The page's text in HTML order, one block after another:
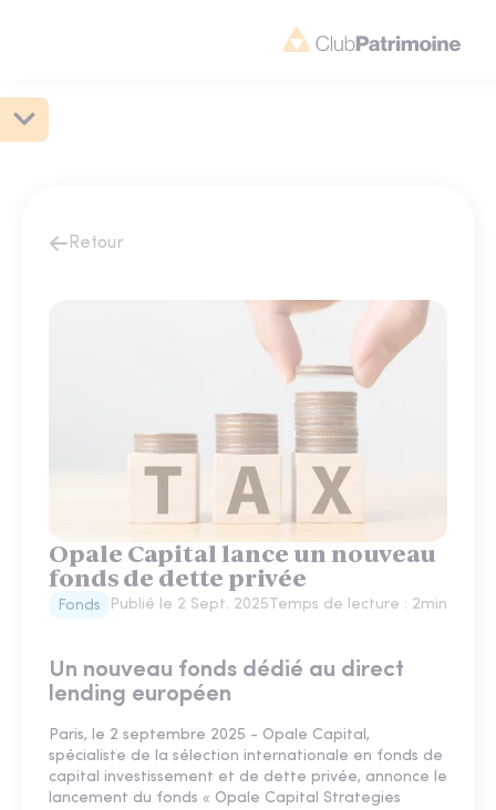
Retour
Opale Capital lance un nouveau
fonds de dette privée
Fonds Publié le 2 Sept. 2025 Temps de lecture : 2min
Un nouveau fonds dédié au direct
lending européen
Paris, le 2 septembre 2025 - Opale Capital,
spécialiste de la sélection internationale en fonds de
capital investissement et de dette privée, annonce le
lancement du fonds « Opale Capital Strategies